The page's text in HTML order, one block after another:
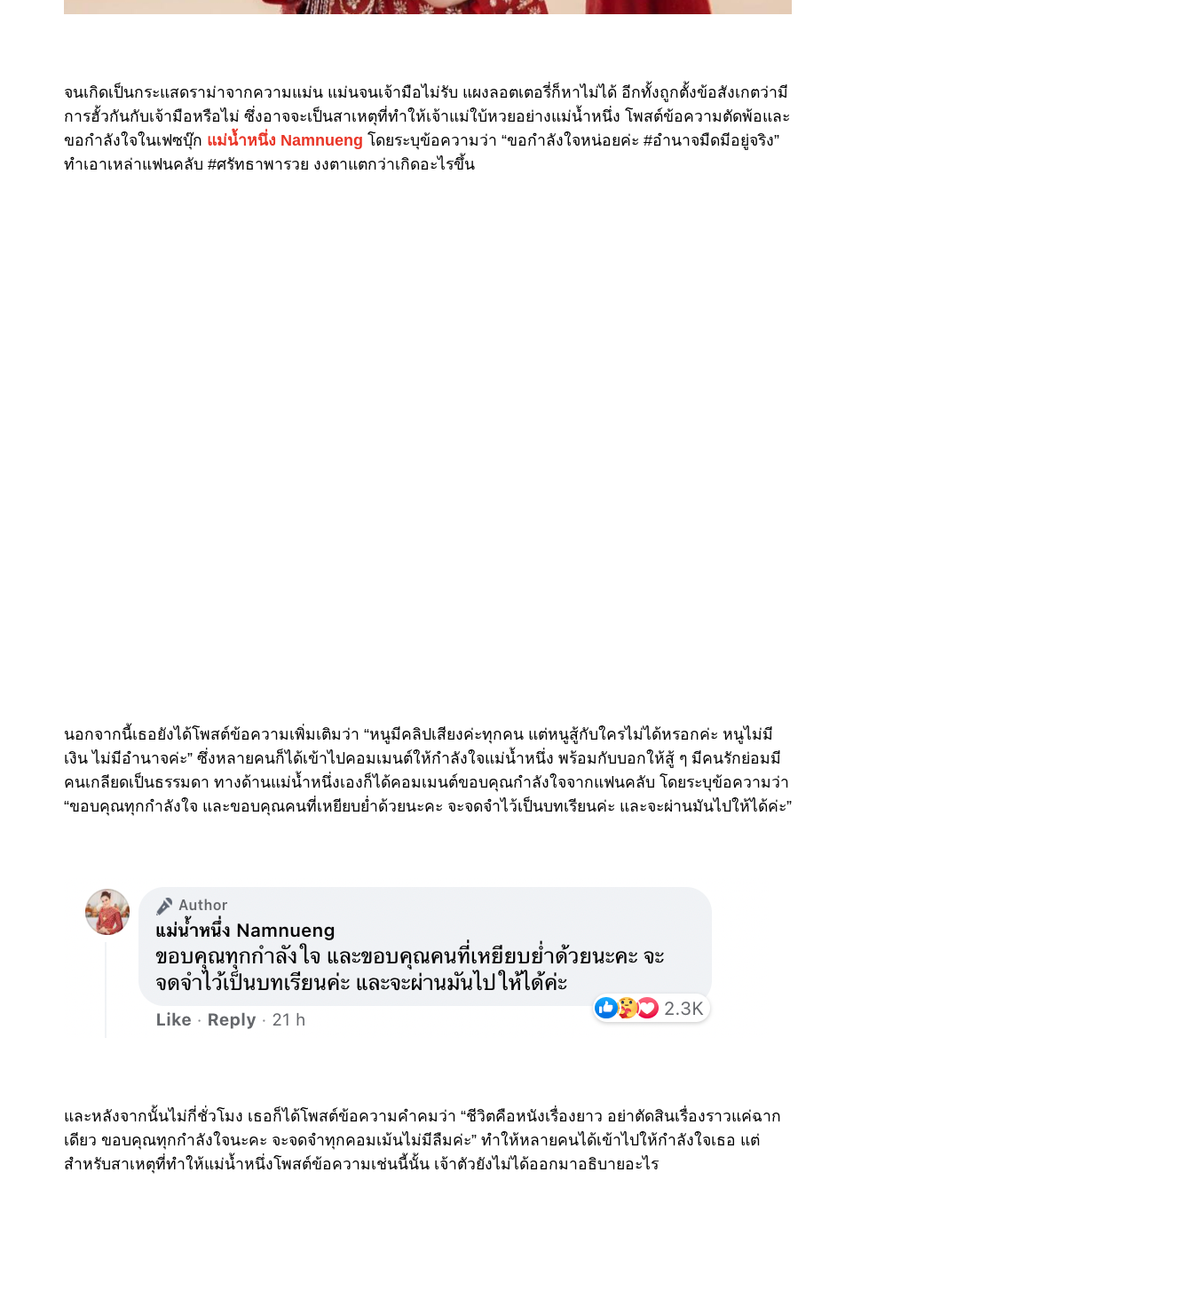
จนเกิดเป็นกระแสดราม่าจากความแม่น แม่นจนเจ้ามือไม่รับ แผงลอตเตอรี่ก็หาไม่ได้ อีกทั้งถูกตั้งข้อสังเกตว่ามี
การฮั้วกันกับเจ้ามือหรือไม่ ซึ่งอาจจะเป็นสาเหตุที่ทำให้เจ้าแม่ใบ้หวยอย่างแม่น้ำหนึ่ง โพสต์ข้อความตัดพ้อและ
ขอกำลังใจในเฟซบุ๊ก แม่น้ำหนึ่ง Namnueng โดยระบุข้อความว่า “ขอกำลังใจหน่อยค่ะ #อำนาจมืดมีอยู่จริง”
ทำเอาเหล่าแฟนคลับ #ศรัทธาพารวย งงตาแตกว่าเกิดอะไรขึ้น
นอกจากนี้เธอยังได้โพสต์ข้อความเพิ่มเติมว่า “หนูมีคลิปเสียงค่ะทุกคน แต่หนูสู้กับใครไม่ได้หรอกค่ะ หนูไม่มี
เงิน ไม่มีอำนาจค่ะ” ซึ่งหลายคนก็ได้เข้าไปคอมเมนต์ให้กำลังใจแม่น้ำหนึ่ง พร้อมกับบอกให้สู้ ๆ มีคนรักย่อมมี
คนเกลียดเป็นธรรมดา ทางด้านแม่น้ำหนึ่งเองก็ได้คอมเมนต์ขอบคุณกำลังใจจากแฟนคลับ โดยระบุข้อความว่า
“ขอบคุณทุกกำลังใจ และขอบคุณคนที่เหยียบย่ำด้วยนะคะ จะจดจำไว้เป็นบทเรียนค่ะ และจะผ่านมันไปให้ได้ค่ะ”
และหลังจากนั้นไม่กี่ชั่วโมง เธอก็ได้โพสต์ข้อความคำคมว่า “ชีวิตคือหนังเรื่องยาว อย่าตัดสินเรื่องราวแค่ฉาก
เดียว ขอบคุณทุกกำลังใจนะคะ จะจดจำทุกคอมเม้นไม่มีลืมค่ะ” ทำให้หลายคนได้เข้าไปให้กำลังใจเธอ แต่
สำหรับสาเหตุที่ทำให้แม่น้ำหนึ่งโพสต์ข้อความเช่นนี้นั้น เจ้าตัวยังไม่ได้ออกมาอธิบายอะไร